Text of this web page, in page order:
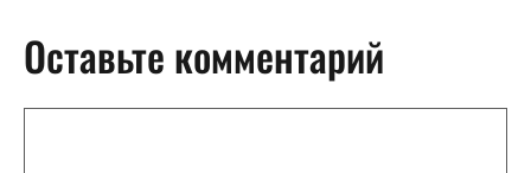
Оставьте комментарий